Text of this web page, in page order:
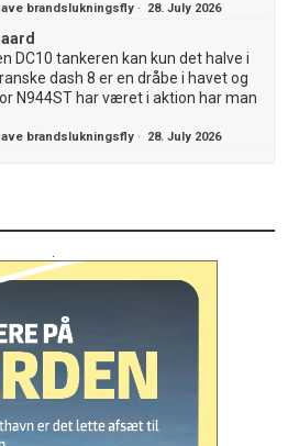
brandslukningsfly · 28. July 2026
DC10 tankeren kan kun det halve i
dash 8 er en dråbe i havet og
N944ST har været i aktion har man
brandslukningsfly · 28. July 2026